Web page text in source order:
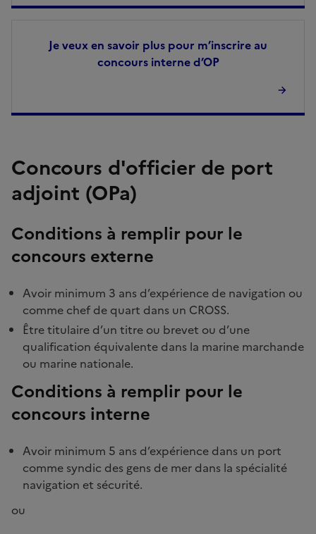
Je veux en savoir plus pour m’inscrire au
concours interne d’OP
Concours d'officier de port
adjoint (OPa)
Conditions à remplir pour le
concours externe
Avoir minimum 3 ans d’expérience de navigation ou
comme chef de quart dans un CROSS.
Être titulaire d’un titre ou brevet ou d’une
qualification équivalente dans la marine marchande
ou marine nationale.
Conditions à remplir pour le
concours interne
Avoir minimum 5 ans d’expérience dans un port
comme syndic des gens de mer dans la spécialité
navigation et sécurité.
ou